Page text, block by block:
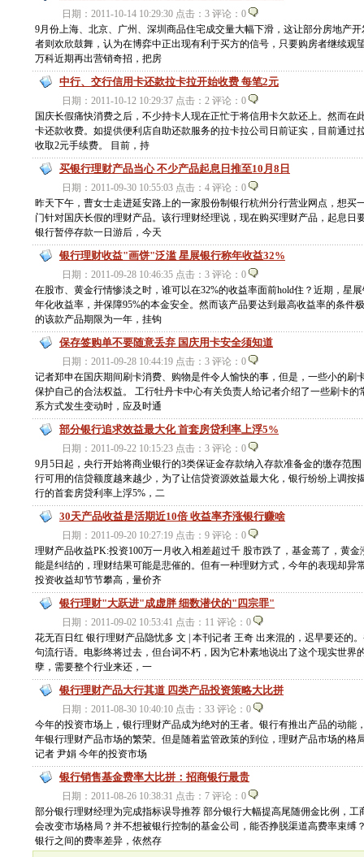
日期：2011-10-14 10:29:30 点击：3 评论：0
9月份上海、北京、广州、深圳商品住宅成交量大幅下滑，这让部分房地产
者则欢欣鼓舞，认为在博弈中正出现有利于买方的信号，只要购房者继续观
万科近期再出营销奇招，把房
中行、交行信用卡还款拉卡拉开始收费 每笔2元
日期：2011-10-12 10:29:37 点击：2 评论：0
国庆长假痛快消费之后，不少持卡人现在正忙于将信用卡欠款还上。然而
卡还款收费。如提供便利店自助还款服务的拉卡拉公司日前证实，目前通过
收取2元手续费。 目前，持
买银行理财产品当心 不少产品起息日推至10月8日
日期：2011-09-30 10:55:03 点击：4 评论：0
昨天下午，曹女士走进延安路上的一家股份制银行杭州分行营业网点，想买
门针对国庆长假的理财产品。该行理财经理说，现在购买理财产品，起息日
银行暂停存款一日游后，今天
银行理财收益"画饼"泛滥 星展银行称年收益32%
日期：2011-09-28 10:46:35 点击：3 评论：0
在股市、黄金行情惨淡之时，谁可以在32%的收益率面前hold住？近期，星
年化收益率，并保障95%的本金安全。然而该产品要达到最高收益率的条件
的该款产品期限为一年，挂钩
保存签购单不要随意丢弃 国庆用卡安全须知道
日期：2011-09-28 10:44:19 点击：3 评论：0
记者郑申在国庆期间刷卡消费、购物是件令人愉快的事，但是，一些小的刷
保护自己的合法权益。 工行牡丹卡中心有关负责人给记者介绍了一些刷卡
系方式发生变动时，应及时通
部分银行追求效益最大化 首套房贷利率上浮5%
日期：2011-09-22 10:15:23 点击：3 评论：0
9月5日起，央行开始将商业银行的3类保证金存款纳入存款准备金的缴存范
行可用的信贷额度越来越少，为了让信贷资源效益最大化，银行纷纷上调按
行的首套房贷利率上浮5%，二
30天产品收益是活期近10倍 收益率齐涨银行赚啥
日期：2011-09-20 10:27:19 点击：9 评论：0
理财产品收益PK:投资100万一月收入相差超过千 股市跌了，基金蔫了，黄
能是纠结的，理财结果可能是悲催的。但有一种理财方式，今年的表现却异
投资收益却节节攀高，量价齐
银行理财"大跃进"成虚胖 细数潜伏的"四宗罪"
日期：2011-09-02 10:53:41 点击：11 评论：0
花无百日红 银行理财产品隐忧多 文 | 本刊记者 王奇 出来混的，迟早要还的
句流行语。电影终将过去，但台词不朽，因为它朴素地说出了这个现实世界
孽，需要整个行业来还，一
银行理财产品大行其道 四类产品投资策略大比拼
日期：2011-08-30 10:40:10 点击：33 评论：0
今年的投资市场上，银行理财产品成为绝对的王者。银行有推出产品的动能
年银行理财产品市场的繁荣。但是随着监管政策的到位，理财产品市场的格
记者 尹娟 今年的投资市场
银行销售基金费率大比拼：招商银行最贵
日期：2011-08-26 10:38:31 点击：7 评论：0
部分银行理财经理为完成指标误导推荐 部分银行大幅提高尾随佣金比例，
会改变市场格局？并不想被银行控制的基金公司，能否挣脱渠道高费率束缚
银行之间的费率差异，依然存